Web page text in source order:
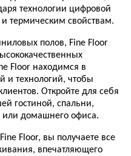
технологии цифровой
термическим свойствам.
полов, Fine Floor
Floor находимся в
и технологий, чтобы
Откройте для себя
гостиной, спальни,
или домашнего офиса.
Floor, вы получаете все
впечатляющего